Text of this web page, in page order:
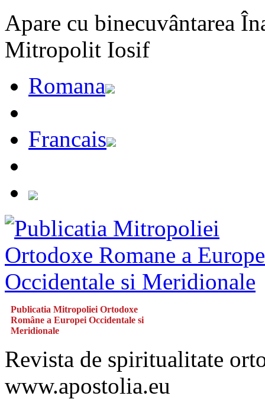
Apare cu binecuvântarea
Mitropolit Iosif
Romana
Francais
Publicatia Mitropoliei Ortodoxe
Române a Europei Occidentale si
Meridionale
Revista de spiritualitate
www.apostolia.eu